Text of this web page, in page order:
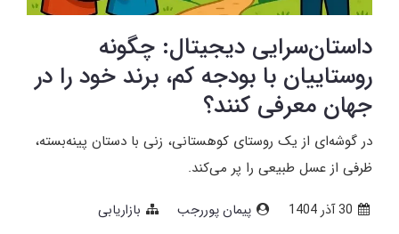
داستان‌سرایی دیجیتال: چگونه
روستاییان با بودجه کم، برند خود را در
جهان معرفی کنند؟
در گوشه‌ای از یک روستای کوهستانی، زنی با دستان پینه‌بسته،
ظرفی از عسل طبیعی را پر می‌کند.
30 آذر 1404 پیمان پوررجب بازاریابی